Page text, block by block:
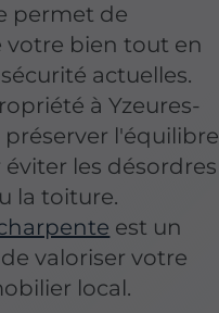
permet de
bien tout en
actuelles.
à Yzeures-
préserver l'équilibre
les désordres
la toiture.
est un
valoriser votre
local.